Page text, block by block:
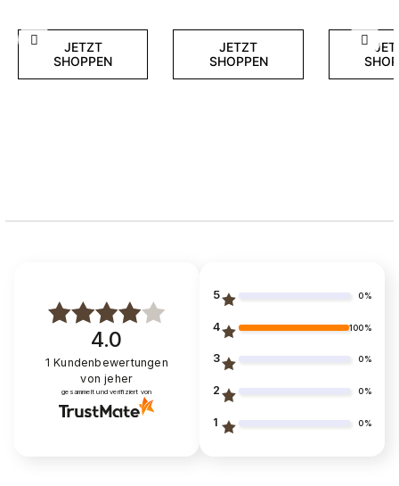
ZurückJETZT
SHOPPEN
JETZT
SHOPPEN
4.0
1 Kundenbewertungen
von jeher
gesammelt und verifiziert von
5 0%
4 100%
3 0%
2 0%
1 0%